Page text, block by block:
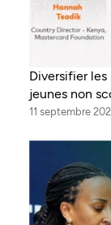
Diversifier
jeunes non
11 septembre